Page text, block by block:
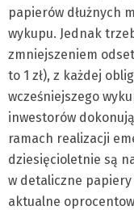
papierów dłużnych
wykupu. Jednak
zmniejszeniem
to 1 zł), z każdej
wcześniejszego
inwestorów
ramach realizacji
dziesięcioletnie są
w detaliczne papiery
aktualne